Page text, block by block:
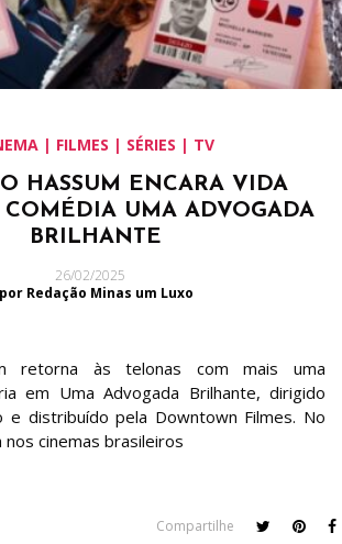
| FILMES | SÉRIES | TV
HASSUM ENCARA VIDA
UMA ADVOGADA
BRILHANTE
26/02/2025
por Redação Minas um Luxo
retorna às telonas com mais uma
em Uma Advogada Brilhante, dirigido
e distribuído pela Downtown Filmes. No
cinemas brasileiros
Compartilhe